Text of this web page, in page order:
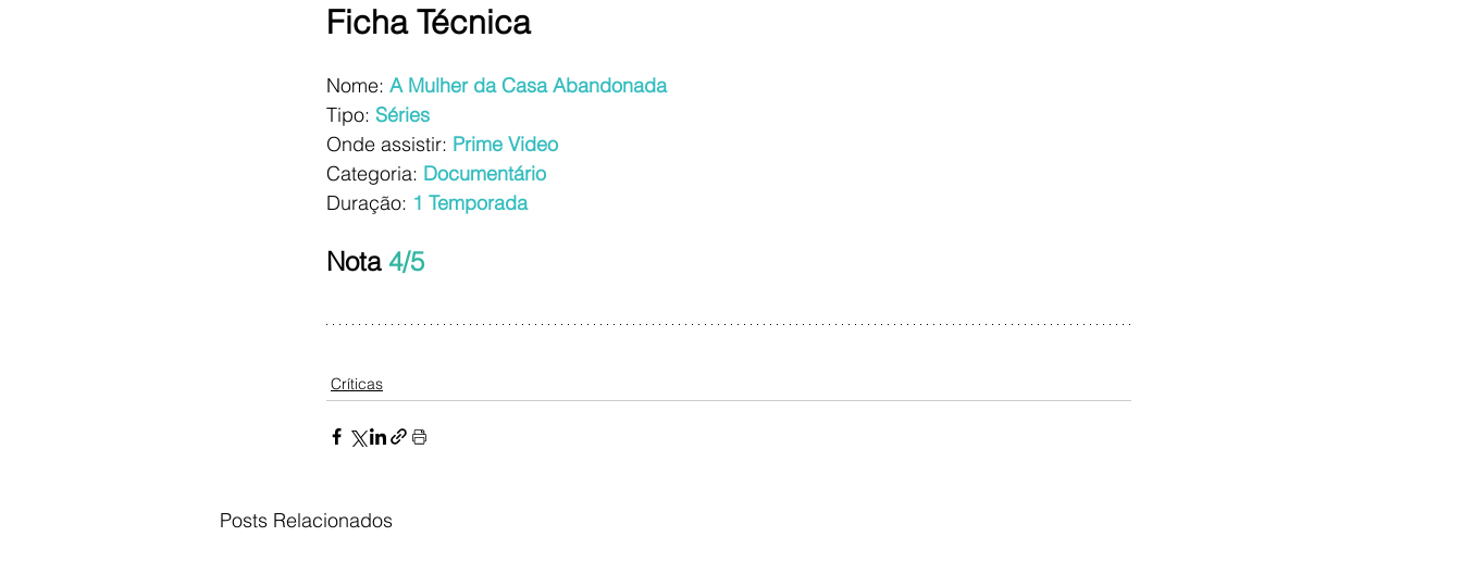
Ficha Técnica
Nome: A Mulher da Casa Abandonada
Tipo: Séries
Onde assistir: Prime Video
Categoria: Documentário
Duração: 1 Temporada
Nota 4/5
Críticas
Posts Relacionados